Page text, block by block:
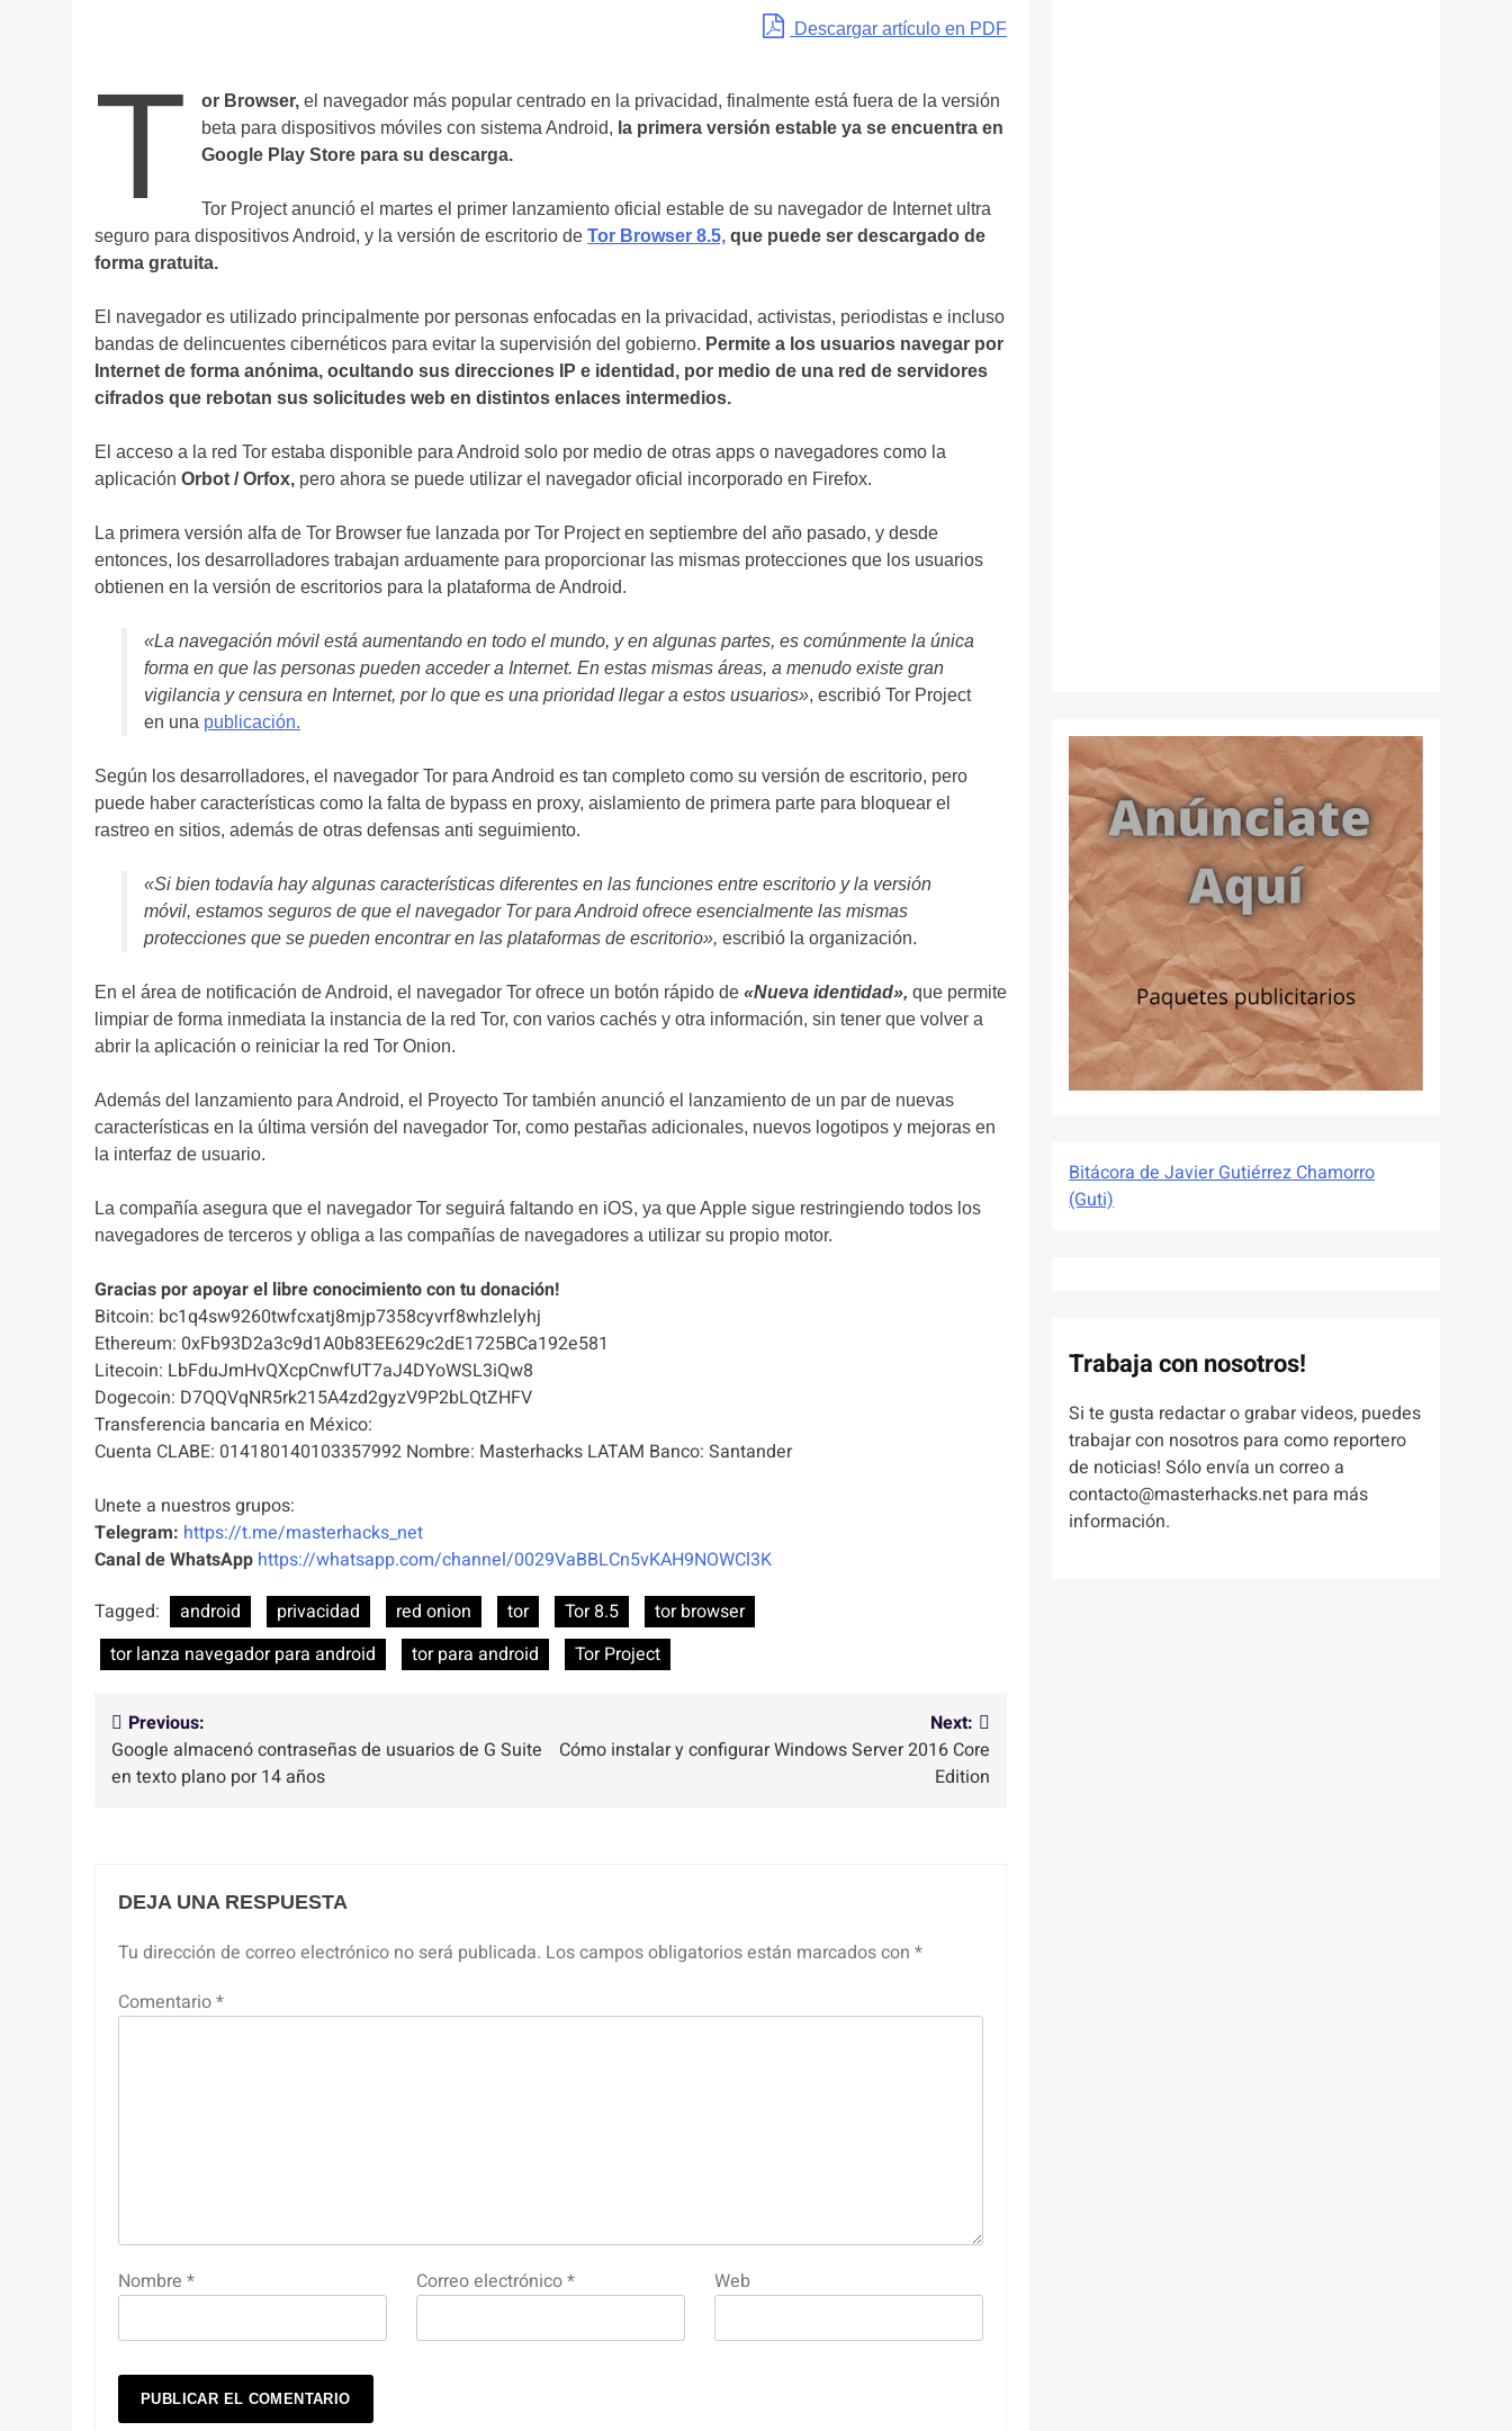
Descargar artículo en PDF
T or Browser, el navegador más popular centrado en la privacidad, finalmente está fuera de la versión
beta para dispositivos móviles con sistema Android, la primera versión estable ya se encuentra en
Google Play Store para su descarga.
Tor Project anunció el martes el primer lanzamiento oficial estable de su navegador de Internet ultra
seguro para dispositivos Android, y la versión de escritorio de Tor Browser 8.5, que puede ser descargado de
forma gratuita.
El navegador es utilizado principalmente por personas enfocadas en la privacidad, activistas, periodistas e incluso
bandas de delincuentes cibernéticos para evitar la supervisión del gobierno. Permite a los usuarios navegar por
Internet de forma anónima, ocultando sus direcciones IP e identidad, por medio de una red de servidores
cifrados que rebotan sus solicitudes web en distintos enlaces intermedios.
El acceso a la red Tor estaba disponible para Android solo por medio de otras apps o navegadores como la
aplicación Orbot / Orfox, pero ahora se puede utilizar el navegador oficial incorporado en Firefox.
La primera versión alfa de Tor Browser fue lanzada por Tor Project en septiembre del año pasado, y desde
entonces, los desarrolladores trabajan arduamente para proporcionar las mismas protecciones que los usuarios
obtienen en la versión de escritorios para la plataforma de Android.
«La navegación móvil está aumentando en todo el mundo, y en algunas partes, es comúnmente la única
forma en que las personas pueden acceder a Internet. En estas mismas áreas, a menudo existe gran
vigilancia y censura en Internet, por lo que es una prioridad llegar a estos usuarios», escribió Tor Project
en una publicación.
Según los desarrolladores, el navegador Tor para Android es tan completo como su versión de escritorio, pero
puede haber características como la falta de bypass en proxy, aislamiento de primera parte para bloquear el
rastreo en sitios, además de otras defensas anti seguimiento.
«Si bien todavía hay algunas características diferentes en las funciones entre escritorio y la versión
móvil, estamos seguros de que el navegador Tor para Android ofrece esencialmente las mismas
protecciones que se pueden encontrar en las plataformas de escritorio», escribió la organización.
En el área de notificación de Android, el navegador Tor ofrece un botón rápido de «Nueva identidad», que permite
limpiar de forma inmediata la instancia de la red Tor, con varios cachés y otra información, sin tener que volver a
abrir la aplicación o reiniciar la red Tor Onion.
Además del lanzamiento para Android, el Proyecto Tor también anunció el lanzamiento de un par de nuevas
características en la última versión del navegador Tor, como pestañas adicionales, nuevos logotipos y mejoras en
la interfaz de usuario.
La compañía asegura que el navegador Tor seguirá faltando en iOS, ya que Apple sigue restringiendo todos los
navegadores de terceros y obliga a las compañías de navegadores a utilizar su propio motor.
Gracias por apoyar el libre conocimiento con tu donación!
Bitcoin: bc1q4sw9260twfcxatj8mjp7358cyvrf8whzlelyhj
Ethereum: 0xFb93D2a3c9d1A0b83EE629c2dE1725BCa192e581
Litecoin: LbFduJmHvQXcpCnwfUT7aJ4DYoWSL3iQw8
Dogecoin: D7QQVqNR5rk215A4zd2gyzV9P2bLQtZHFV
Transferencia bancaria en México:
Cuenta CLABE: 014180140103357992 Nombre: Masterhacks LATAM Banco: Santander
Unete a nuestros grupos:
Telegram: https://t.me/masterhacks_net
Canal de WhatsApp https://whatsapp.com/channel/0029VaBBLCn5vKAH9NOWCl3K
Tagged:
android privacidad red onion tor Tor 8.5
tor browser
tor lanza navegador para android
tor para android Tor Project
Navegación
de
Previous:
Google almacenó contraseñas de usuarios de G Suite
en texto plano por 14 años
Next:
Cómo instalar y configurar Windows Server 2016 Core
Edition
DEJA UNA RESPUESTA
Tu dirección de correo electrónico no será publicada. Los campos obligatorios están marcados con *
Comentario*
Nombre * Correo electrónico* Web
Bitácora de Javier Gutiérrez Chamorro
(Guti)
Trabaja con nosotros!
Si te gusta redactar o grabar videos, puedes
trabajar con nosotros para como reportero
de noticias! Sólo envía un correo a
contacto@masterhacks.net para más
información.